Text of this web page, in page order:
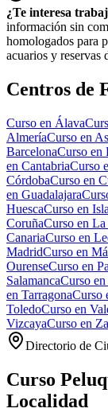
¿Te interesa
información sin
homologados para
acuarios y reservas
Centros de
Curso en Álava
AlmeríaCurso en
BarcelonaCurso en
en CantabriaCurso
CórdobaCurso en
en Guadalajara
HuescaCurso en
CoruñaCurso en La
CanariaCurso en
MadridCurso en
OurenseCurso en
SalamancaCurso en
en TarragonaCurso
ToledoCurso en
VizcayaCurso en
Directorio de
Curso
Localidad